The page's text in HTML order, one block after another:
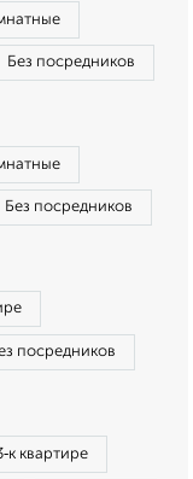
Без посредников
Без посредников
посредников
квартире